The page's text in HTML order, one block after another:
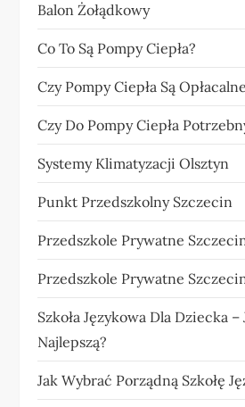
Balon Żołądkowy
Co To Są Pompy Ciepła?
Czy Pompy Ciepła Są
Czy Do Pompy Ciepła
Systemy Klimatyzacji Olsztyn
Punkt Przedszkolny Szczecin
Przedszkole Prywatne
Przedszkole Prywatne
Szkoła Językowa Dla Dziecka –
Najlepszą?
Jak Wybrać Porządną Szkołę